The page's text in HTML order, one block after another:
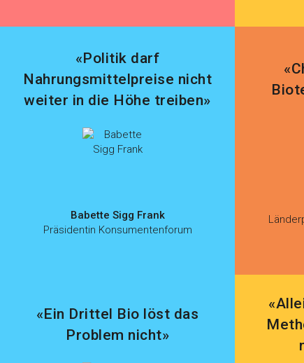
«Politik darf
Nahrungsmittelpreise nicht
weiter in die Höhe treiben»
Babette Sigg Frank
Präsidentin Konsumentenforum
«Ein Drittel Bio löst das
Problem nicht»